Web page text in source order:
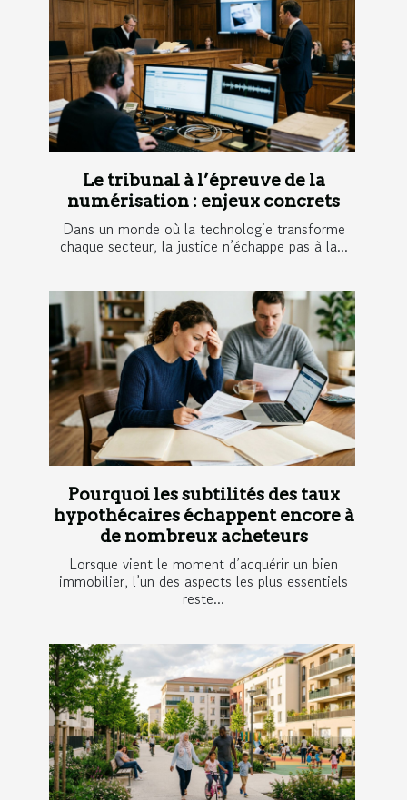
Le tribunal à l’épreuve de la
numérisation : enjeux concrets
Dans un monde où la technologie transforme
chaque secteur, la justice n’échappe pas à la...
Pourquoi les subtilités des taux
hypothécaires échappent encore à
de nombreux acheteurs
Lorsque vient le moment d’acquérir un bien
immobilier, l’un des aspects les plus essentiels
reste...